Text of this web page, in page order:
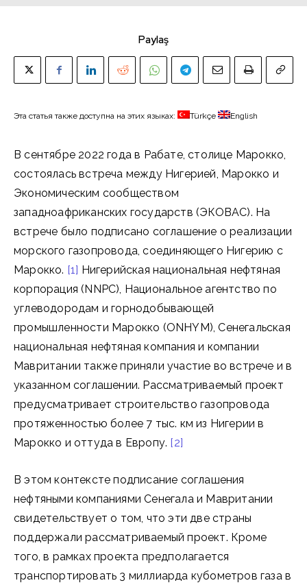
Paylaş
Эта статья также доступна на этих языках: Türkçe English
В сентябре 2022 года в Рабате, столице Марокко,
состоялась встреча между Нигерией, Марокко и
Экономическим сообществом
западноафриканских государств (ЭКОВАС). На
встрече было подписано соглашение о реализации
морского газопровода, соединяющего Нигерию с
Марокко. [1] Нигерийская национальная нефтяная
корпорация (NNPC), Национальное агентство по
углеводородам и горнодобывающей
промышленности Марокко (ONHYM), Сенегальская
национальная нефтяная компания и компании
Мавритании также приняли участие во встрече и в
указанном соглашении. Рассматриваемый проект
предусматривает строительство газопровода
протяженностью более 7 тыс. км из Нигерии в
Марокко и оттуда в Европу. [2]
В этом контексте подписание соглашения
нефтяными компаниями Сенегала и Мавритании
свидетельствует о том, что эти две страны
поддержали рассматриваемый проект. Кроме
того, в рамках проекта предполагается
транспортировать 3 миллиарда кубометров газа в